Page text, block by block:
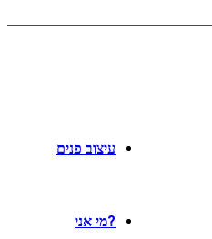
עיצוב פנים
?מי אני